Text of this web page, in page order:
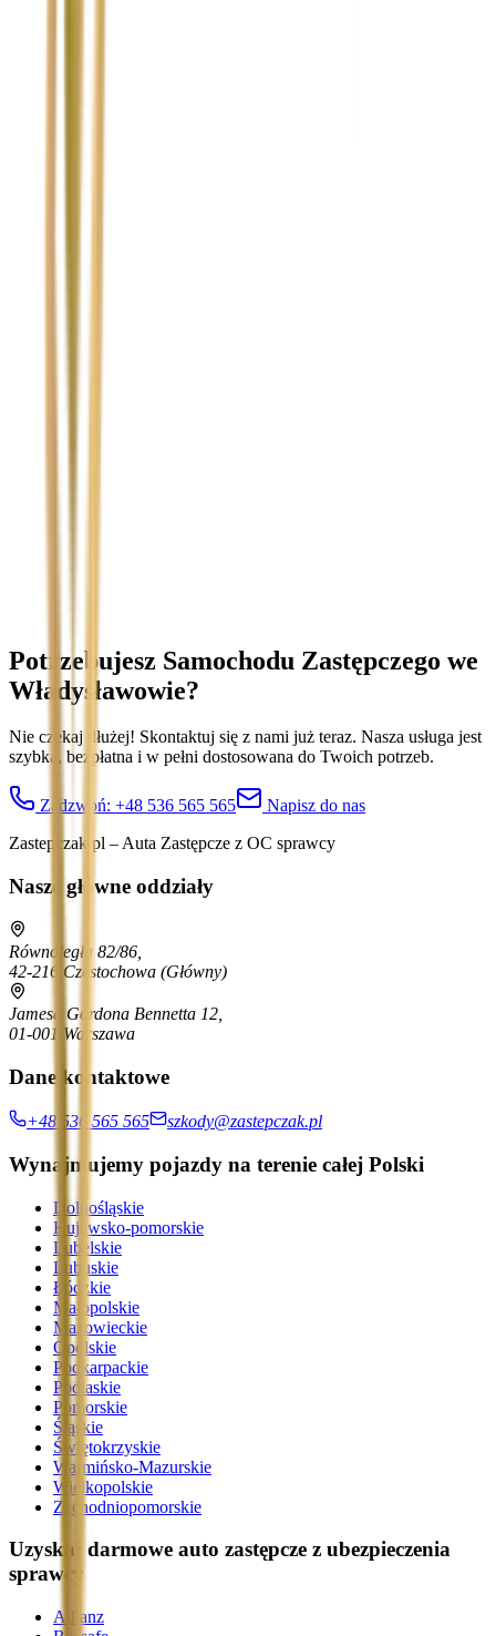
Potrzebujesz Samochodu Zastępczego we
Władysławowie?
Nie czekaj dłużej! Skontaktuj się z nami już teraz. Nasza usługa jest
szybka, bezpłatna i w pełni dostosowana do Twoich potrzeb.
Zadzwoń: +48 536 565 565
Napisz do nas
Zastepczak.pl – Auta Zastępcze z OC sprawcy
Nasze główne oddziały
Równoległa 82/86,
42-216 Częstochowa (Główny)
Jamesa Gordona Bennetta 12,
01-001 Warszawa
Dane kontaktowe
+48 536 565 565 szkody@zastepczak.pl
Wynajmujemy pojazdy na terenie całej Polski
Dolnośląskie
Kujawsko-pomorskie
Lubelskie
Lubuskie
Łódzkie
Małopolskie
Mazowieckie
Opolskie
Podkarpackie
Podlaskie
Pomorskie
Śląskie
Świętokrzyskie
Warmińsko-Mazurskie
Wielkopolskie
Zachodniopomorskie
Uzyskaj darmowe auto zastępcze z ubezpieczenia
sprawcy
Allianz